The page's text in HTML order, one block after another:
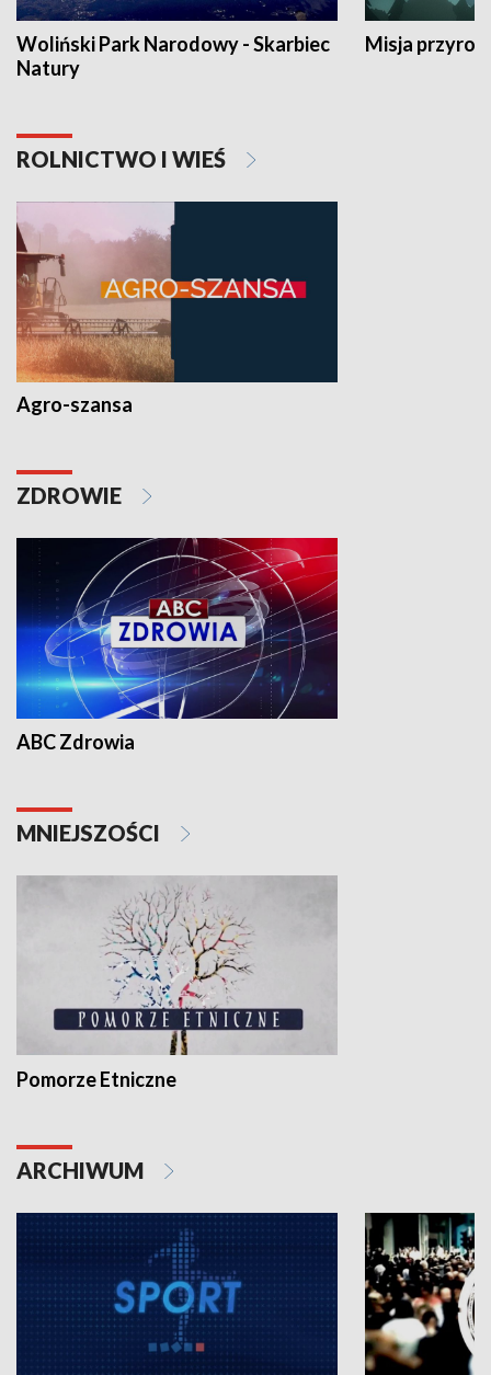
Woliński Park Narodowy - Skarbiec
Natury
Misja
ROLNICTWO I WIEŚ
Agro-szansa
ZDROWIE
ABC Zdrowia
MNIEJSZOŚCI
Pomorze Etniczne
ARCHIWUM